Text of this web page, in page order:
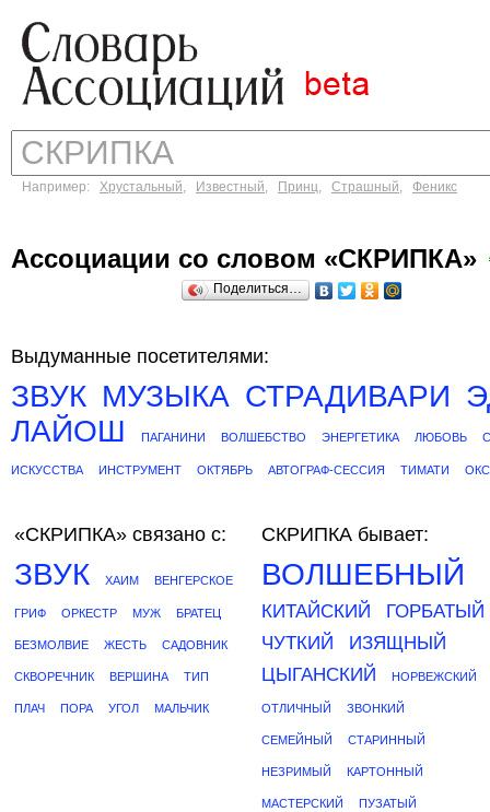
Например: Хрустальный, Известный, Принц, Страшный, Феникс
Ассоциации со словом «СКРИПКА»
Поделиться…
Выдуманные посетителями:
ЗВУК МУЗЫКА СТРАДИВАРИ
ЛАЙОШ
ПАГАНИНИ ВОЛШЕБСТВО ЭНЕРГЕТИКА ЛЮБОВЬ
ИСКУССТВА ИНСТРУМЕНТ ОКТЯБРЬ АВТОГРАФ-СЕССИЯ ТИМАТИ
«СКРИПКА» связано с:
ЗВУК ХАИМ ВЕНГЕРСКОЕ
ГРИФ ОРКЕСТР МУЖ БРАТЕЦ
БЕЗМОЛВИЕ ЖЕСТЬ САДОВНИК
СКВОРЕЧНИК ВЕРШИНА ТИП
ПЛАЧ ПОРА УГОЛ МАЛЬЧИК
СКРИПКА бывает:
ВОЛШЕБНЫЙ
КИТАЙСКИЙ
ГОРБАТЫЙ
ЧУТКИЙ
ИЗЯЩНЫЙ
ЦЫГАНСКИЙ
НОРВЕЖСКИЙ
ОТЛИЧНЫЙ ЗВОНКИЙ
СЕМЕЙНЫЙ СТАРИННЫЙ
НЕЗРИМЫЙ КАРТОННЫЙ
МАСТЕРСКИЙ ПУЗАТЫЙ